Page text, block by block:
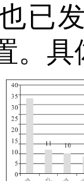
已
。